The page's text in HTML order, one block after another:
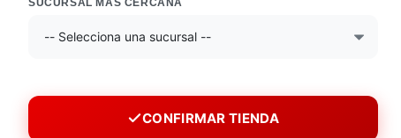
SUCURSAL MÁS CERCANA
CONFIRMAR TIENDA